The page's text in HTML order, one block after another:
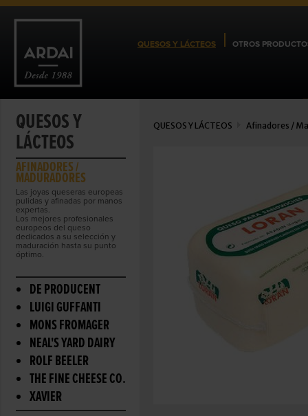
QUESOS Y LÁCTEOS OTROS
QUESOS Y
LÁCTEOS
AFINADORES /
MADURADORES
Las joyas queseras europeas
pulidas y afinadas por manos
expertas.
Los mejores profesionales
europeos del queso
dedicados a su selección y
maduración hasta su punto
óptimo.
DE PRODUCENT
LUIGI GUFFANTI
MONS FROMAGER
NEAL'S YARD DAIRY
ROLF BEELER
THE FINE CHEESE CO.
XAVIER
QUESOS Y LÁCTEOS Afinadores /